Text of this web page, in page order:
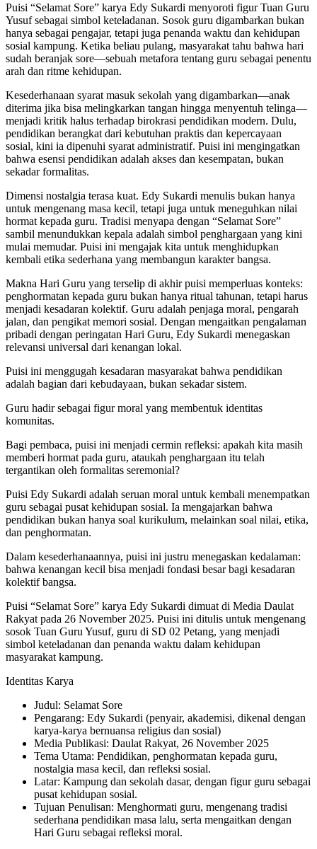
Puisi “Selamat Sore” karya Edy Sukardi menyoroti figur Tuan Guru
Yusuf sebagai simbol keteladanan. Sosok guru digambarkan bukan
hanya sebagai pengajar, tetapi juga penanda waktu dan kehidupan
sosial kampung. Ketika beliau pulang, masyarakat tahu bahwa hari
sudah beranjak sore—sebuah metafora tentang guru sebagai penentu
arah dan ritme kehidupan.
Kesederhanaan syarat masuk sekolah yang digambarkan—anak
diterima jika bisa melingkarkan tangan hingga menyentuh telinga—
menjadi kritik halus terhadap birokrasi pendidikan modern. Dulu,
pendidikan berangkat dari kebutuhan praktis dan kepercayaan
sosial, kini ia dipenuhi syarat administratif. Puisi ini mengingatkan
bahwa esensi pendidikan adalah akses dan kesempatan, bukan
sekadar formalitas.
Dimensi nostalgia terasa kuat. Edy Sukardi menulis bukan hanya
untuk mengenang masa kecil, tetapi juga untuk meneguhkan nilai
hormat kepada guru. Tradisi menyapa dengan “Selamat Sore”
sambil menundukkan kepala adalah simbol penghargaan yang kini
mulai memudar. Puisi ini mengajak kita untuk menghidupkan
kembali etika sederhana yang membangun karakter bangsa.
Makna Hari Guru yang terselip di akhir puisi memperluas konteks:
penghormatan kepada guru bukan hanya ritual tahunan, tetapi harus
menjadi kesadaran kolektif. Guru adalah penjaga moral, pengarah
jalan, dan pengikat memori sosial. Dengan mengaitkan pengalaman
pribadi dengan peringatan Hari Guru, Edy Sukardi menegaskan
relevansi universal dari kenangan lokal.
Puisi ini menggugah kesadaran masyarakat bahwa pendidikan
adalah bagian dari kebudayaan, bukan sekadar sistem.
Guru hadir sebagai figur moral yang membentuk identitas
komunitas.
Bagi pembaca, puisi ini menjadi cermin refleksi: apakah kita masih
memberi hormat pada guru, ataukah penghargaan itu telah
tergantikan oleh formalitas seremonial?
Puisi Edy Sukardi adalah seruan moral untuk kembali menempatkan
guru sebagai pusat kehidupan sosial. Ia mengajarkan bahwa
pendidikan bukan hanya soal kurikulum, melainkan soal nilai, etika,
dan penghormatan.
Dalam kesederhanaannya, puisi ini justru menegaskan kedalaman:
bahwa kenangan kecil bisa menjadi fondasi besar bagi kesadaran
kolektif bangsa.
Puisi “Selamat Sore” karya Edy Sukardi dimuat di Media Daulat
Rakyat pada 26 November 2025. Puisi ini ditulis untuk mengenang
sosok Tuan Guru Yusuf, guru di SD 02 Petang, yang menjadi
simbol keteladanan dan penanda waktu dalam kehidupan
masyarakat kampung.
Identitas Karya
Judul: Selamat Sore
Pengarang: Edy Sukardi (penyair, akademisi, dikenal dengan
karya-karya bernuansa religius dan sosial)
Media Publikasi: Daulat Rakyat, 26 November 2025
Tema Utama: Pendidikan, penghormatan kepada guru,
nostalgia masa kecil, dan refleksi sosial.
Latar: Kampung dan sekolah dasar, dengan figur guru sebagai
pusat kehidupan sosial.
Tujuan Penulisan: Menghormati guru, mengenang tradisi
sederhana pendidikan masa lalu, serta mengaitkan dengan
Hari Guru sebagai refleksi moral.